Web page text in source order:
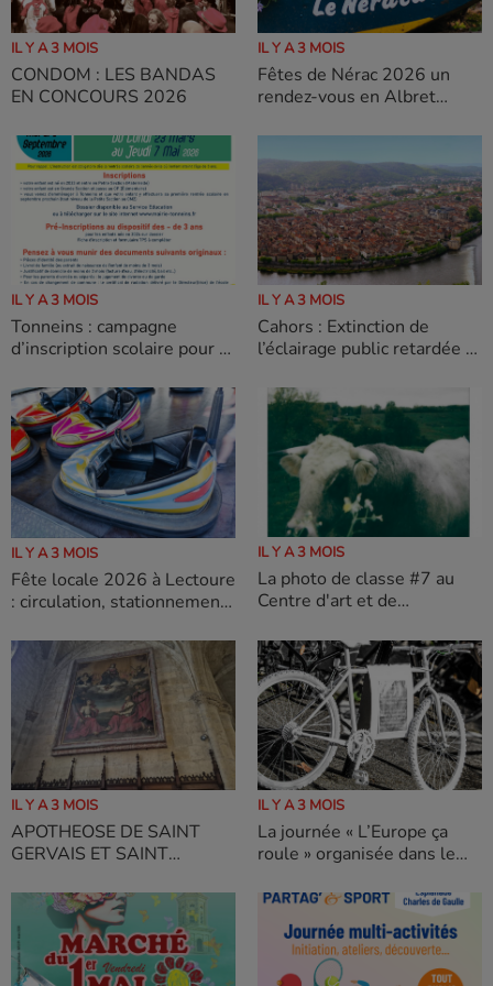
IL Y A 3 MOIS
CONDOM : LES BANDAS
EN CONCOURS 2026
IL Y A 3 MOIS
Fêtes de Nérac 2026 un
rendez-vous en Albret
IL Y A 3 MOIS
Tonneins : campagne
d’inscription scolaire pour la
poursuit jusqu’au 7 Mai
2026.
IL Y A 3 MOIS
Cahors : Extinction de
l’éclairage public retardée à
IL Y A 3 MOIS
Fête locale 2026 à Lectoure
: circulation, stationnement,
IL Y A 3 MOIS
La photo de classe #7 au
Centre d'art et de
IL Y A 3 MOIS
APOTHEOSE DE SAINT
GERVAIS ET SAINT
IL Y A 3 MOIS
La journée « L’Europe ça
roule » organisée dans le
partenariat avec la Maison
de l’Europe et Vélocité en
Agenais.